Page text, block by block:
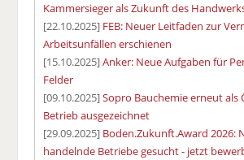
Kammersieger als Zukunft des
[22.10.2025] FEB: Neuer Leitfaden zur
Arbeitsunfällen erschienen
[15.10.2025]Anker: Neue Aufgaben für
Felder
[09.10.2025]Sopro Bauchemie erneut
Betrieb ausgezeichnet
[29.09.2025] Boden.Zukunft.Award 2026:
handelnde Betriebe gesucht - jetzt